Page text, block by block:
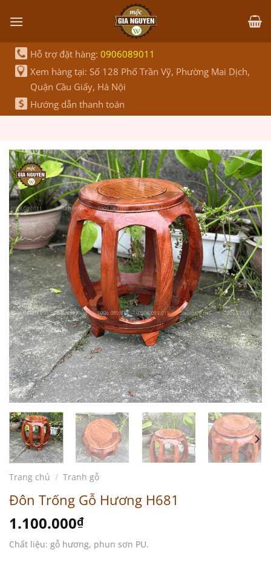
qua
dung
Hỗ trợ đặt hàng: 0906089011
Xem hàng tại: Số 128 Phố Trần Vỹ, Phường Mai Dịch,
Quận Cầu Giấy, Hà Nội
Hướng dẫn thanh toán
Trang chủ / Tranh gỗ
Đôn Trống Gỗ Hương H681
1.100.000₫
Chất liệu: gỗ hương, phun sơn PU.